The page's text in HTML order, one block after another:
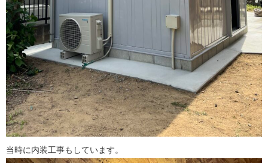
当時に内装工事もしています。